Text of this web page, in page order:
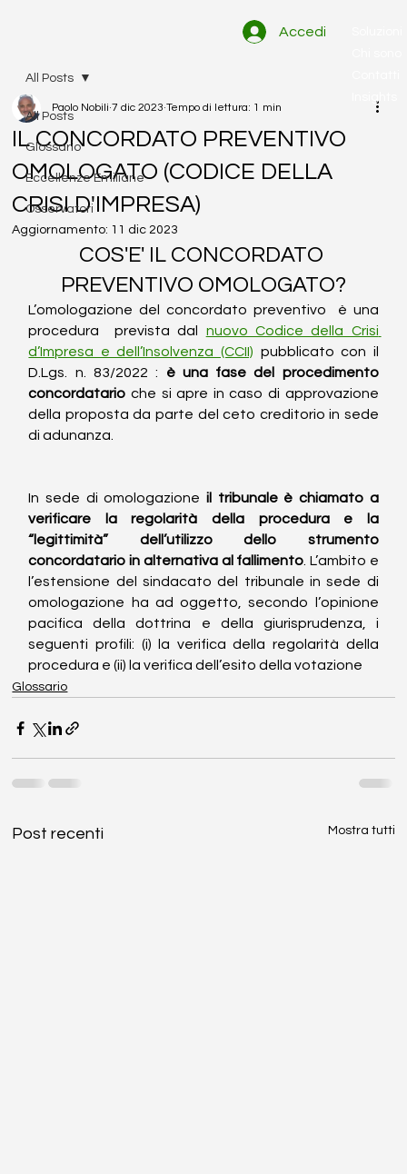
Accedi
All Posts
Glossario
Eccellenze Emiliane
Osservatori
All Posts
IL CONCORDATO PREVENTIVO
OMOLOGATO (CODICE DELLA
CRISI D'IMPRESA)
Paolo Nobili 7 dic 2023 Tempo di lettura: 1 min
Aggiornamento: 11 dic 2023
COS'E' IL CONCORDATO
PREVENTIVO OMOLOGATO?
L’omologazione del concordato preventivo  è una
procedura  prevista dal nuovo Codice della Crisi
d’Impresa e dell’Insolvenza (CCII) pubblicato con il
D.Lgs. n. 83/2022 : è una fase del procedimento
concordatario che si apre in caso di approvazione
della proposta da parte del ceto creditorio in sede
di adunanza.
In sede di omologazione il tribunale è chiamato a
verificare la regolarità della procedura e la
“legittimità” dell’utilizzo dello strumento
concordatario in alternativa al fallimento . L’ambito e
l’estensione del sindacato del tribunale in sede di
omologazione ha ad oggetto, secondo l’opinione
pacifica della dottrina e della giurisprudenza, i
seguenti profili: (i) la verifica della regolarità della
procedura e (ii) la verifica dell’esito della votazione
Glossario
Post recenti Mostra tutti